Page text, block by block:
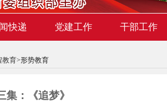
快递 党建工作 干部工作
教育>形势教育
集：《追梦》